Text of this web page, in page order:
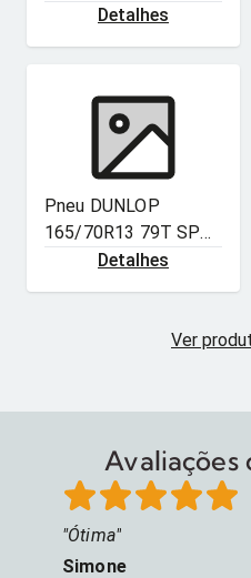
SPORT MAXX 060
Detalhes
Pneu DUNLOP
165/70R13 79T SP
TOURING R1 :
Detalhes
Ver
Avaliações
Ótima
Simone